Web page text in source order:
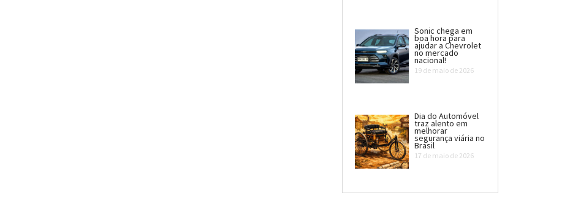
Sonic chega em
boa hora para
ajudar a Chevrolet
no mercado
nacional!
19 de maio de 2026
Dia do Automóvel
traz alento em
melhorar
segurança viária no
Brasil
17 de maio de 2026